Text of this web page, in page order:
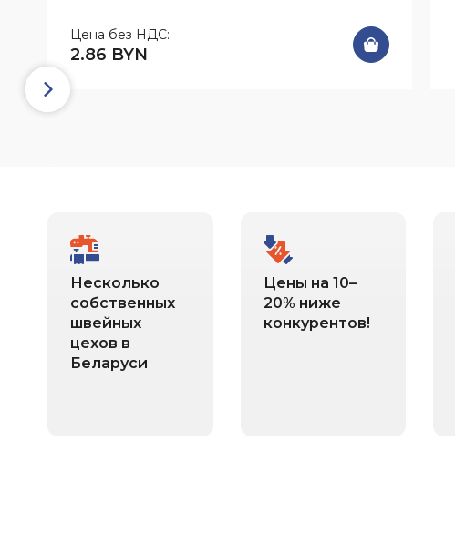
Цена без НДС:
2.86 BYN
Несколько
собственных
швейных
цехов в
Беларуси
Цены на 10–
20% ниже
конкурентов!